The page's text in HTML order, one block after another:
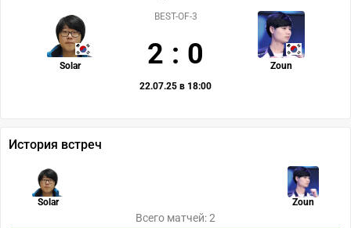
Solar Zoun
BEST-OF-3
2 : 0
22.07.25 в 18:00
История встреч
Solar Zoun
Всего матчей: 2